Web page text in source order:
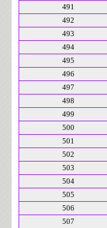
491
492
493
494
495
496
497
498
499
500
501
502
503
504
505
506
507